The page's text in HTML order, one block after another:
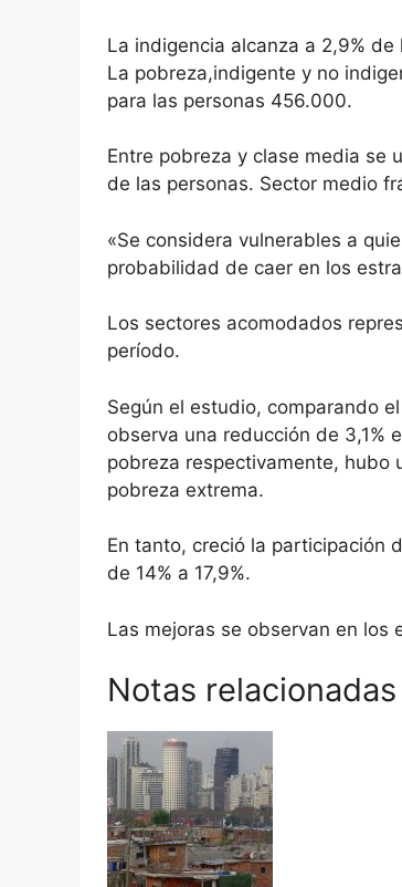
La indigencia alcanza a 2,9%
La pobreza,indigente y no
para las personas 456.000.
Entre pobreza y clase media se
de las personas. Sector medio
«Se considera vulnerables a
probabilidad de caer en los
Los sectores acomodados
período.
Según el estudio, comparando
observa una reducción de 3,1%
pobreza respectivamente, hubo
pobreza extrema.
En tanto, creció la participación
de 14% a 17,9%.
Las mejoras se observan en los
Notas relacionadas